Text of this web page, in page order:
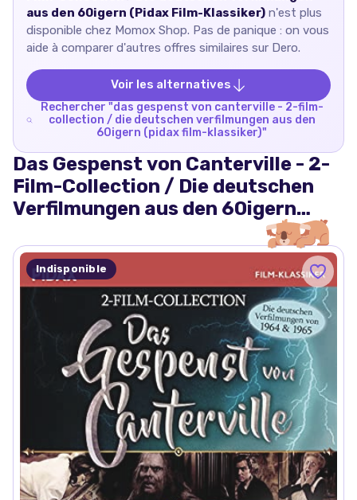
aus den 60igern (Pidax Film-Klassiker) n'est plus
disponible chez Momox Shop. Pas de panique : on vous
aide à comparer d'autres offres similaires sur Dero.
Voir les alternatives
Rechercher "das gespenst von canterville - 2-film-
collection / die deutschen verfilmungen aus den
60igern (pidax film-klassiker)"
Das Gespenst von Canterville - 2-
Film-Collection / Die deutschen
Verfilmungen aus den 60igern
Indisponible